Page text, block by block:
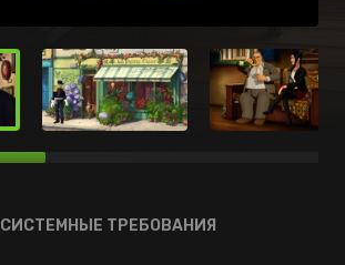
СИСТЕМНЫЕ ТРЕБОВАНИЯ